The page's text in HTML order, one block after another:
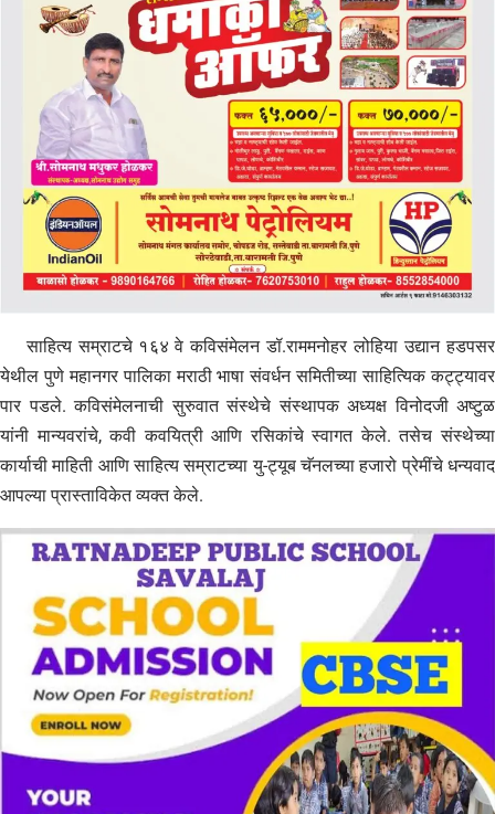
साहित्य सम्राटचे १६४ वे कविसंमेलन डॉ.राममनोहर लोहिया उद्यान हडपसर
येथील पुणे महानगर पालिका मराठी भाषा संवर्धन समितीच्या साहित्यिक कट्ट्यावर
पार पडले. कविसंमेलनाची सुरुवात संस्थेचे संस्थापक अध्यक्ष विनोदजी अष्टुळ
यांनी मान्यवरांचे, कवी कवयित्री आणि रसिकांचे स्वागत केले. तसेच संस्थेच्या
कार्याची माहिती आणि साहित्य सम्राटच्या यु-ट्यूब चॅनलच्या हजारो प्रेमींचे धन्यवाद
आपल्या प्रास्ताविकेत व्यक्त केले.